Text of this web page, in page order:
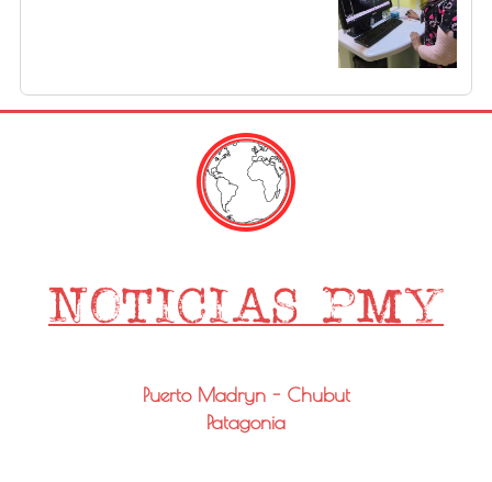
Puerto Madryn - Chubut
Patagonia